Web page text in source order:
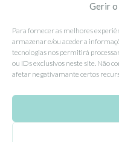
Gerir
Para fornecer as melhores
armazenar e/ou aceder a
tecnologias nos permitirá
ou IDs exclusivos neste site. Não
afetar negativamante certos
Facebook
Instagram
Pinterest